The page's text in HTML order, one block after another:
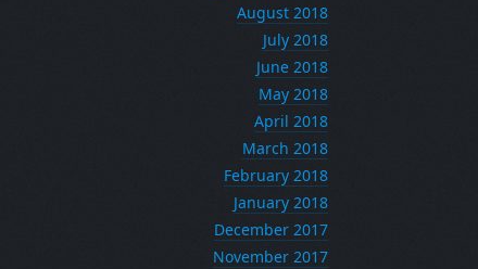
August 2018
July 2018
June 2018
May 2018
April 2018
March 2018
February 2018
January 2018
December 2017
November 2017